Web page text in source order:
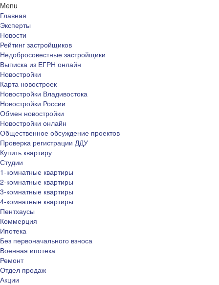
Menu
Главная
Эксперты
Новости
Рейтинг застройщиков
Недобросовестные застройщики
Выписка из ЕГРН онлайн
Новостройки
Карта новостроек
Новостройки Владивостока
Новостройки России
Обмен новостройки
Новостройки онлайн
Общественное обсуждение проектов
Проверка регистрации ДДУ
Купить квартиру
Студии
1-комнатные квартиры
2-комнатные квартиры
3-комнатные квартиры
4-комнатные квартиры
Пентхаусы
Коммерция
Ипотека
Без первоначального взноса
Военная ипотека
Ремонт
Отдел продаж
Акции